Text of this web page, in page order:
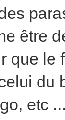
être
que le
du
etc